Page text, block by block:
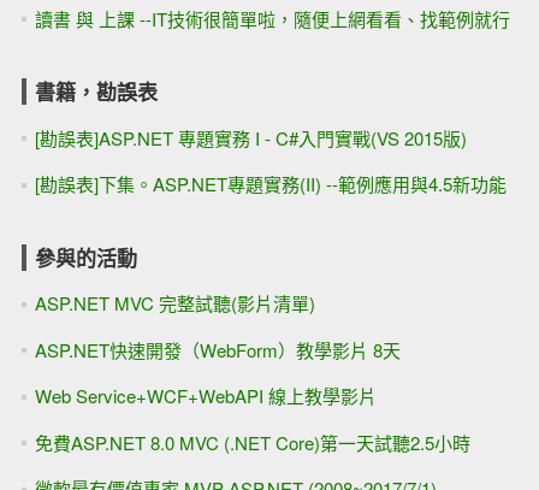
讀書 與 上課 --IT技術很簡單啦，隨便上網看看、找範例就行
書籍，勘誤表
[勘誤表]ASP.NET 專題實務 I - C#入門實戰(VS 2015版)
[勘誤表]下集。ASP.NET專題實務(II) --範例應用與4.5新功能
參與的活動
ASP.NET MVC 完整試聽(影片清單)
ASP.NET快速開發（WebForm）教學影片 8天
Web Service+WCF+WebAPI 線上教學影片
免費ASP.NET 8.0 MVC (.NET Core)第一天試聽2.5小時